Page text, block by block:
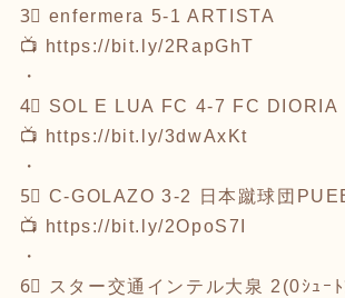
3⃣ enfermera 5-1 ARTISTA
📺 https://bit.ly/2RapGhT
・
4⃣ SOL E LUA FC 4-7 FC DIORIA
📺 https://bit.ly/3dwAxKt
・
5⃣ C-GOLAZO 3-2 日本蹴球団
📺 https://bit.ly/2OpoS7I
・
6⃣ スター交通インテル大泉 2(0ｼｭｰ